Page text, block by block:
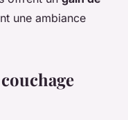
une ambiance